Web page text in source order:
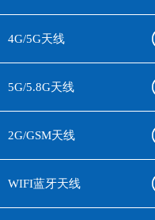
4G/5G天线
5G/5.8G天线
2G/GSM天线
WIFI蓝牙天线